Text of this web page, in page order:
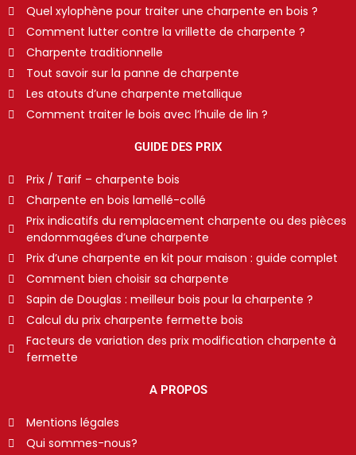
Quel xylophène pour traiter une charpente en bois ?
Comment lutter contre la vrillette de charpente ?
Charpente traditionnelle
Tout savoir sur la panne de charpente
Les atouts d’une charpente metallique
Comment traiter le bois avec l’huile de lin ?
GUIDE DES PRIX
Prix / Tarif – charpente bois
Charpente en bois lamellé-collé
Prix indicatifs du remplacement charpente ou des pièces
endommagées d’une charpente
Prix d’une charpente en kit pour maison : guide complet
Comment bien choisir sa charpente
Sapin de Douglas : meilleur bois pour la charpente ?
Calcul du prix charpente fermette bois
Facteurs de variation des prix modification charpente à
fermette
A PROPOS
Mentions légales
Qui sommes-nous?